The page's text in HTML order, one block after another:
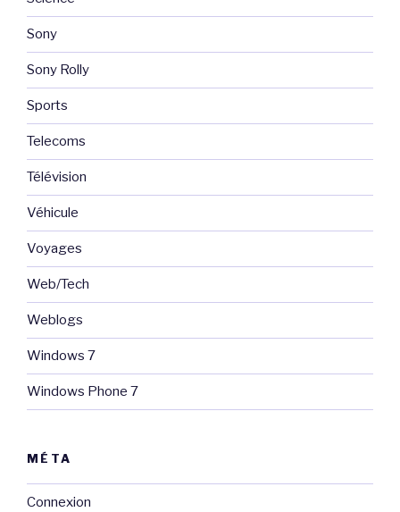
Sony
Sony Rolly
Sports
Telecoms
Télévision
Véhicule
Voyages
Web/Tech
Weblogs
Windows 7
Windows Phone 7
MÉTA
Connexion